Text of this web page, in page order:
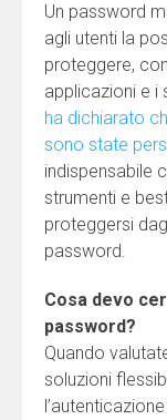
Un password
agli utenti la
proteggere,
applicazioni e i
ha dichiarato
sono state
indispensabile
strumenti e
proteggersi
password.
Cosa devo
password?
Quando
soluzioni